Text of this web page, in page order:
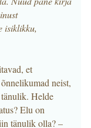
isiklikku,
et
neist,
tänulik. Helde
Elu on
tänulik olla? –